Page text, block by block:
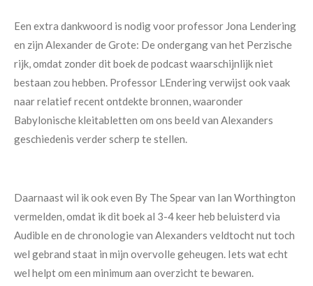
Een extra dankwoord is nodig voor professor Jona Lendering
en zijn Alexander de Grote: De ondergang van het Perzische
rijk, omdat zonder dit boek de podcast waarschijnlijk niet
bestaan zou hebben. Professor LEndering verwijst ook vaak
naar relatief recent ontdekte bronnen, waaronder
Babylonische kleitabletten om ons beeld van Alexanders
geschiedenis verder scherp te stellen.
Daarnaast wil ik ook even By The Spear van Ian Worthington
vermelden, omdat ik dit boek al 3-4 keer heb beluisterd via
Audible en de chronologie van Alexanders veldtocht nut toch
wel gebrand staat in mijn overvolle geheugen. Iets wat echt
wel helpt om een minimum aan overzicht te bewaren.